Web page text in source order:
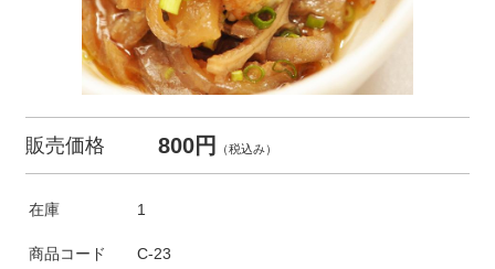
販売価格 800円 （税込み）
在庫 1
商品コード C-23